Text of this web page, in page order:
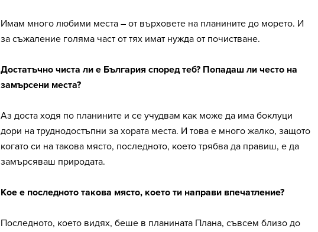
Имам много любими места – от върховете на планините до морето. И
за съжаление голяма част от тях имат нужда от почистване.
Достатъчно чиста ли е България според теб? Попадаш ли често на
замърсени места?
Аз доста ходя по планините и се учудвам как може да има боклуци
дори на труднодостъпни за хората места. И това е много жалко, защото
когато си на такова място, последното, което трябва да правиш, е да
замърсяваш природата.
Кое е последното такова място, което ти направи впечатление?
Последното, което видях, беше в планината Плана, съвсем близо до